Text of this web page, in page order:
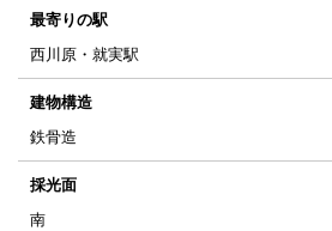
最寄りの駅
西川原・就実駅
建物構造
鉄骨造
採光面
南